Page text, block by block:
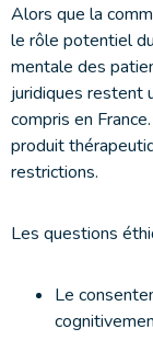
Alors que la
le rôle potentiel
mentale des
juridiques restent
compris en
produit
restrictions.
Les questions
Le